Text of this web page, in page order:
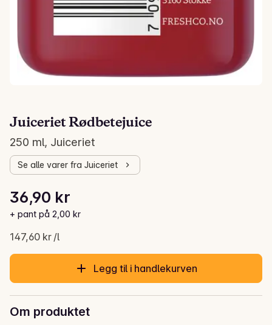
Juiceriet Rødbetejuice
250 ml, Juiceriet
Se alle varer fra Juiceriet
Gjeldende pris er: 36,90 kr
36,90 kr
+ pant på 2,00 kr
147,60 kr /l
Stykkpris: 147,60 kr /l
Legg til i handlekurven
Om produktet